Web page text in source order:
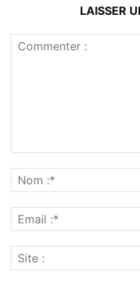
LAISSER